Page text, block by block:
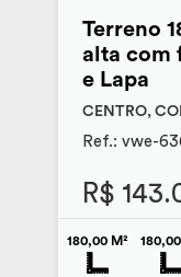
Terreno
alta com
e Lapa
CENTRO,
Ref.: vwe-
R$
180,00 M²